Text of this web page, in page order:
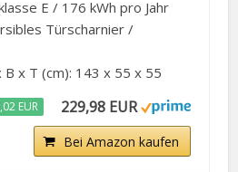
E / 176 kWh pro Jahr
Türscharnier /
x T (cm): 143 x 55 x 55
EUR 229,98 EUR
Bei Amazon kaufen